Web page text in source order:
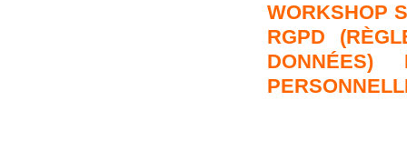
WORKSHOP
RGPD